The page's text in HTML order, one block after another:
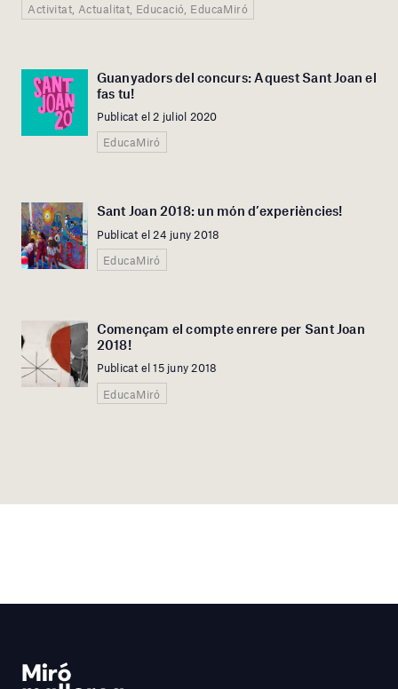
Activitat, Actualitat, Educació, EducaMiró
Guanyadors del concurs: Aquest Sant Joan el
fas tu!
Publicat el 2 juliol 2020
EducaMiró
Sant Joan 2018: un món d’experiències!
Publicat el 24 juny 2018
EducaMiró
Començam el compte enrere per Sant Joan
2018!
Publicat el 15 juny 2018
EducaMiró